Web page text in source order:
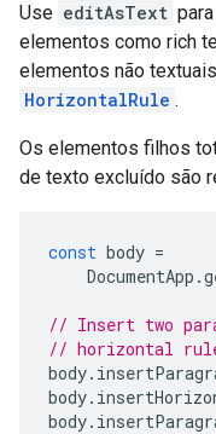
Use editAsText
elementos como rich
elementos não
HorizontalRule .
Os elementos filhos
de texto excluído são
const body =
DocumentApp .
// Insert two
// horizontal
body.
body.
body.